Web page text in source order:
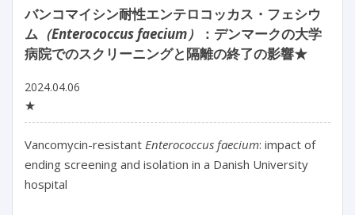
バンコマイシン耐性エンテロコッカス・フェシウ
ム （Enterococcus faecium）
：デンマークの大学
病院でのスクリーニングと隔離の終了の影響★
2024.04.06
★
Vancomycin-resistant Enterococcus faecium: impact of
ending screening and isolation in a Danish University
hospital